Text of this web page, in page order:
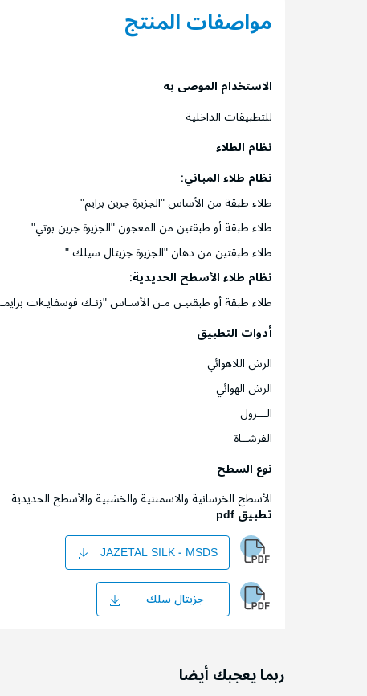
مواصفات المنتج
الاستخدام الموصى به
للتطبيقات الداخلية
نظام الطلاء
نظام طلاء المباني:
طلاء طبقة من الأساس "الجزيرة جرين برايم"
طلاء طبقة أو طبقتين من المعجون "الجزيرة جرين بوتي"
طلاء طبقتين من دهان "الجزيرة جزيتال سيلك "
نظام طلاء الأسطح الحديدية:
طلاء طبقة أو طبقتيـن مـن الأسـاس "زنـك فوسفايـkت برايمـر" أو "الجزيرة ريد أوكسيد برايمر" مع مراعاة زمن الجفاف اللازم قبل طلاء الطبقة التالية طلاء طبقتين من دهان "جزيتال سيلك "
أدوات التطبيق
الرش اللاهوائي
الرش الهوائي
الـــرول
الفرشــاة
نوع السطح
الأسطح الخرسانية والاسمنتية والخشبية والأسطح الحديدية
تطبيق pdf
JAZETAL SILK - MSDS
جزيتال سلك
ربما يعجبك أيضا